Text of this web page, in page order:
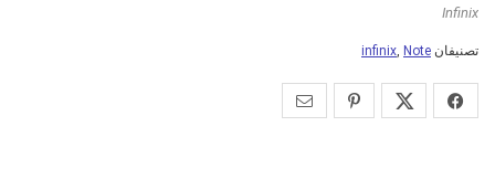
Infinix
تصنيفان infinix, Note